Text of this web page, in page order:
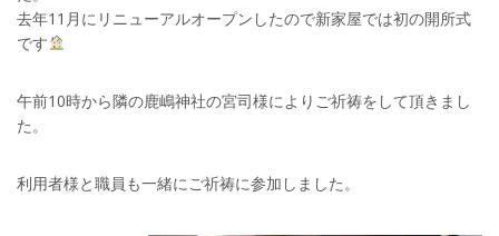
去年11月にリニューアルオープンしたので新家屋では初の開所式
です
午前10時から隣の鹿嶋神社の宮司様によりご祈祷をして頂きまし
た。
利用者様と職員も一緒にご祈祷に参加しました。